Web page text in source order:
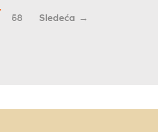
58 →